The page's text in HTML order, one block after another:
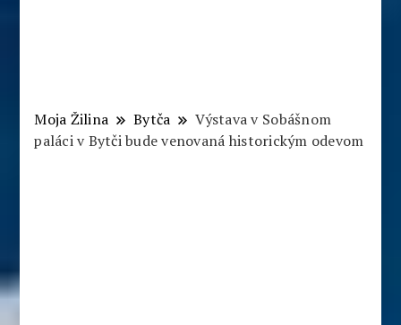
Moja Žilina Bytča
Výstava v Sobášnom
paláci v Bytči bude venovaná historickým odevom